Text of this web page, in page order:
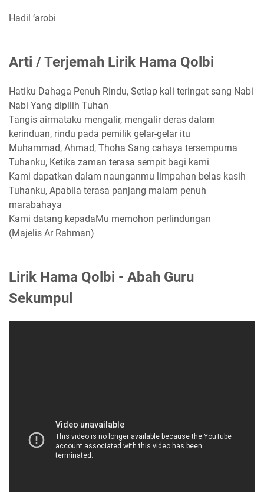
Hadil ‘arobi
Arti / Terjemah Lirik Hama Qolbi
Hatiku Dahaga Penuh Rindu, Setiap kali teringat sang Nabi
Nabi Yang dipilih Tuhan
Tangis airmataku mengalir, mengalir deras dalam
kerinduan, rindu pada pemilik gelar-gelar itu
Muhammad, Ahmad, Thoha Sang cahaya tersempurna
Tuhanku, Ketika zaman terasa sempit bagi kami
Kami dapatkan dalam naunganmu limpahan belas kasih
Tuhanku, Apabila terasa panjang malam penuh
marabahaya
Kami datang kepadaMu memohon perlindungan
(Majelis Ar Rahman)
Lirik Hama Qolbi - Abah Guru
Sekumpul